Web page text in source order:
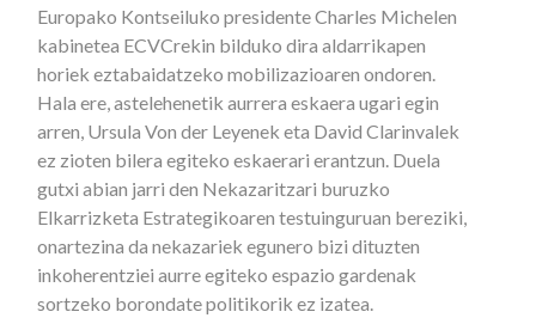
Europako Kontseiluko presidente Charles Michelen
kabinetea ECVCrekin bilduko dira aldarrikapen
horiek eztabaidatzeko mobilizazioaren ondoren.
Hala ere, astelehenetik aurrera eskaera ugari egin
arren, Ursula Von der Leyenek eta David Clarinvalek
ez zioten bilera egiteko eskaerari erantzun. Duela
gutxi abian jarri den Nekazaritzari buruzko
Elkarrizketa Estrategikoaren testuinguruan bereziki,
onartezina da nekazariek egunero bizi dituzten
inkoherentziei aurre egiteko espazio gardenak
sortzeko borondate politikorik ez izatea.